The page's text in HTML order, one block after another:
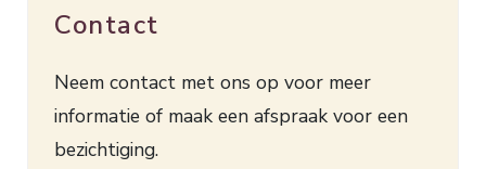
aansluitend de bijkeuken/berging met aansluiting
slaapkamer met moderne badkamer (2015) met
douche voorzien van vouw-douchescherm,
wastafelmeubel, toilet, designradiator en
Contact
Neem contact met ons op voor meer
informatie of maak een afspraak voor een
bezichtiging.